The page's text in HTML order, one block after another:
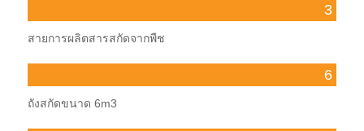
3
สายการผลิตสารสกัดจากพืช
6
ถังสกัดขนาด 6m3